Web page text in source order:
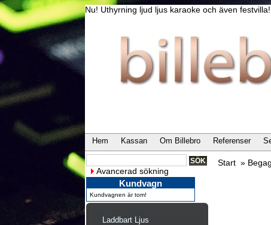
Nu! Uthyrning ljud ljus karaoke och även
Hem Kassan Om Billebro Referenser
Avancerad sökning
Kundvagn
Kundvagnen är tom!
Laddbart Ljus
Start »